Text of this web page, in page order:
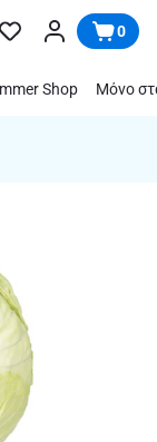
0
Shop Μόνο